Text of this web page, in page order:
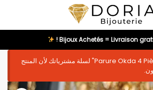
لا يمكن إضافة "Parure Okda 4 Pièces" لسلة مشترياتك لأن المنتج